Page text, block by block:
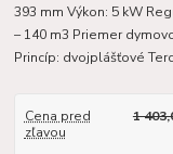
393 mm Výkon: 5 kW
– 140 m3 Priemer
Princíp: dvojplášťové
Cena pred
zľavou
1